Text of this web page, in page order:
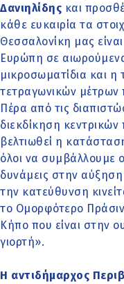
Δανιηλίδης και
κάθε ευκαιρία τα
Θεσσαλονίκη μας
Ευρώπη σε
μικροσωματίδια και η
τετραγωνικών μέτρων
Πέρα από τις
διεκδίκηση κεντρικών
βελτιωθεί η
όλοι να συμβάλλουμε
δυνάμεις στην
την κατεύθυνση
το Ομορφότερο
Κήπο που είναι στην
γιορτή».
Η αντιδήμαρχος